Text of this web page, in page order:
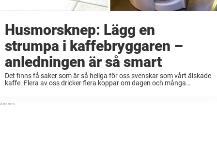
Husmorsknep: Lägg en
strumpa i kaffebryggaren –
anledningen är så smart
Det finns få saker som är så heliga för oss svenskar som vårt älskade
kaffe. Flera av oss dricker flera koppar om dagen och många